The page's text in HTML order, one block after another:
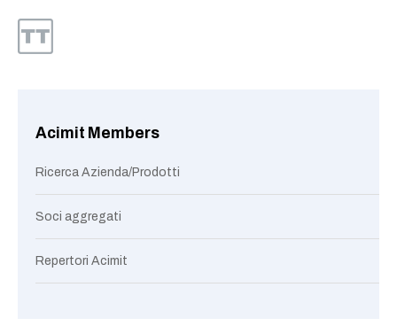
Acimit Members
Ricerca Azienda/Prodotti
Soci aggregati
Repertori Acimit